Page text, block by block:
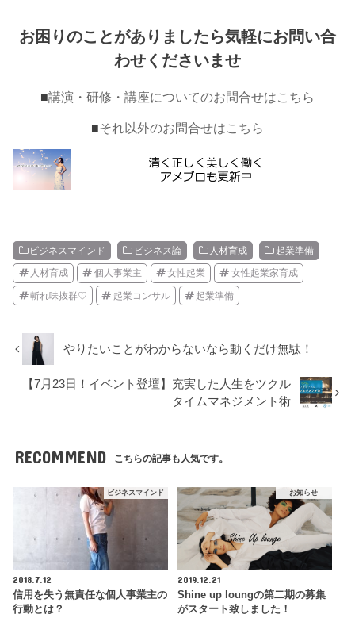
お困りのことがありましたら気軽にお問い合
わせくださいませ
■講演・研修・講座についてのお問合せはこちら
■それ以外のお問合せはこちら
ビジネスマインド ビジネス論 人材育成 起業準備
人材育成 個人事業主 女性起業 女性起業家育成
斬れ味抜群♡ 起業コンサル 起業準備
やりたいことがわからないなら動くだけ無駄！
【7月23日！イベント登壇】充実した人生をツクル
タイムマネジメント術
RECOMMEND こちらの記事も人気です。
ビジネスマインド
2018.7.12
信用を失う無責任な個人事業主の
行動とは？
お知らせ
2019.12.21
Shine up loungの第二期の募集
がスタート致しました！